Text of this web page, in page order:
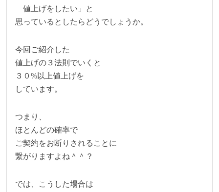
値上げをしたい」と
思っているとしたらどうでしょうか。
今回ご紹介した
値上げの３法則でいくと
３０%以上値上げを
しています。
つまり、
ほとんどの確率で
ご契約をお断りされることに
繋がりますよね＾＾？
では、こうした場合は